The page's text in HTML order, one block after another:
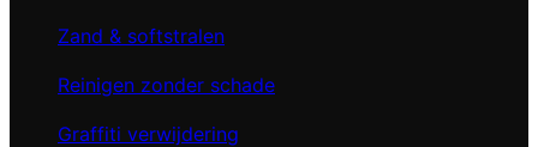
Zand & softstralen
Reinigen zonder schade
Graffiti verwijdering